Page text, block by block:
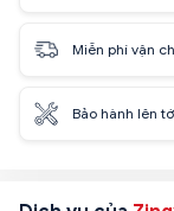
Miễn phí vận
Bảo hành lên